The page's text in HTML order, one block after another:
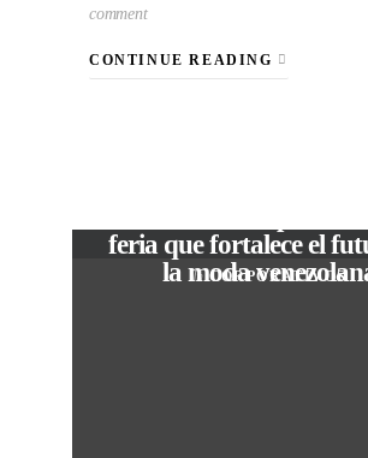
comment
CONTINUE READING
In CORPORATIVOS
feria que fortalece el
la moda